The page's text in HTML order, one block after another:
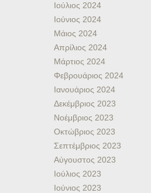
Ιούλιος 2024
Ιούνιος 2024
Μάιος 2024
Απρίλιος 2024
Μάρτιος 2024
Φεβρουάριος 2024
Ιανουάριος 2024
Δεκέμβριος 2023
Νοέμβριος 2023
Οκτώβριος 2023
Σεπτέμβριος 2023
Αύγουστος 2023
Ιούλιος 2023
Ιούνιος 2023